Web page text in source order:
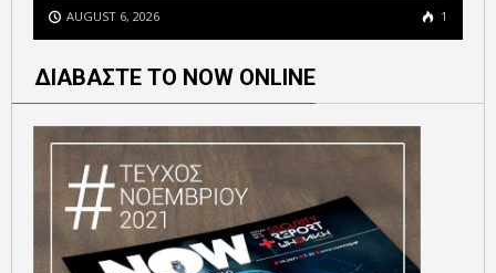
AUGUST 6, 2026 1
ΔΙΑΒΑΣΤΕ ΤΟ NOW ONLINE